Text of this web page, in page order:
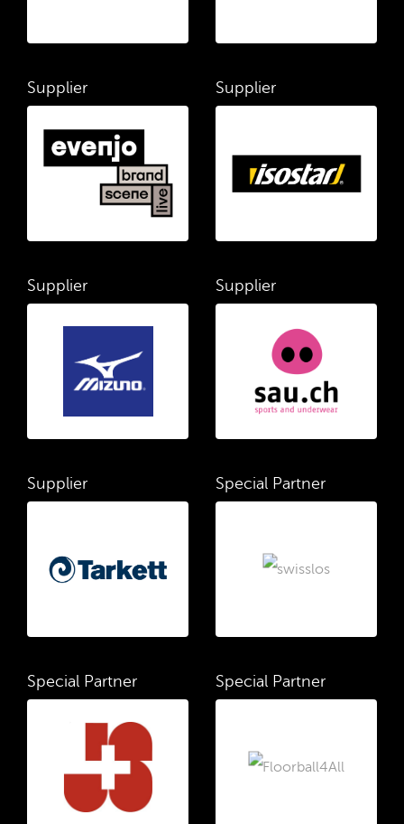
Supplier Supplier
Supplier Supplier
Supplier Special Partner
Special Partner Special Partner